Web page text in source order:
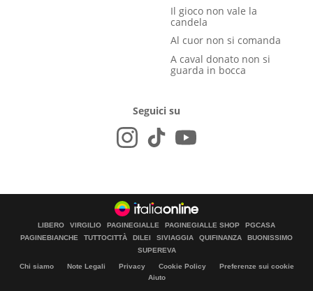
Il gioco non vale la
candela
Al cuor non si comanda
A caval donato non si
guarda in bocca
Seguici su
LIBERO VIRGILIO PAGINEGIALLE PAGINEGIALLE SHOP
PGCASA
PAGINEBIANCHE
TUTTOCITTÀ DILEI SIVIAGGIA QUIFINANZA
BUONISSIMO
SUPEREVA
Chi siamo Note Legali Privacy Cookie Policy
Preferenze sui cookie
Aiuto